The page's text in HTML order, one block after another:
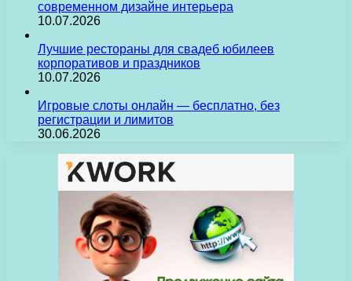
современном дизайне интерьера
10.07.2026
Лучшие рестораны для свадеб юбилеев
корпоративов и праздников
10.07.2026
Игровые слоты онлайн — бесплатно, без
регистрации и лимитов
30.06.2026